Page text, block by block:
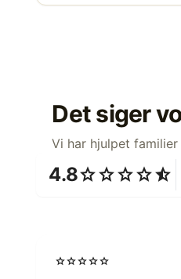
Det siger
Vi har hjulpet
4.8starstarstarstarstar_half
starstarstarstarstar